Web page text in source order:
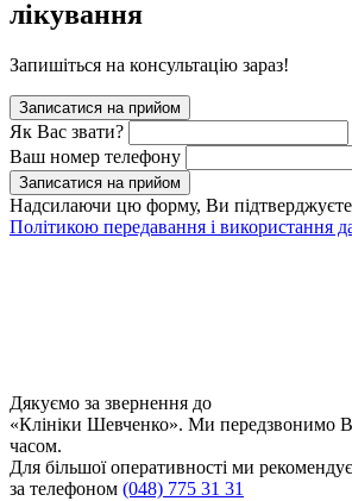
лікування
Запишіться на консультацію зараз!
Записатися на прийом
Як Вас звати?
Ваш номер телефону
Записатися на прийом
Надсилаючи цю форму, Ви
Політикою передавання і використання
Дякуємо за звернення до
«Клініки Шевченко». Ми передзвонимо
часом.
Для більшої оперативності ми
за телефоном (048) 775 31 31